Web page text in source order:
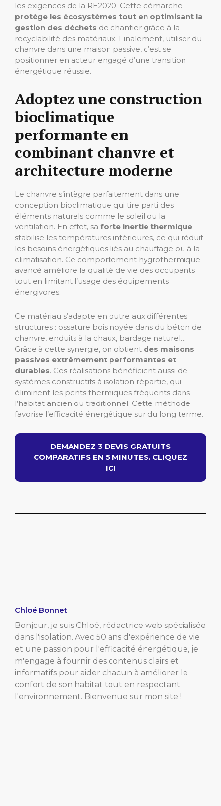
les exigences de la RE2020. Cette démarche
protège les écosystèmes tout en optimisant la
gestion des déchets de chantier grâce à la
recyclabilité des matériaux. Finalement, utiliser du
chanvre dans une maison passive, c’est se
positionner en acteur engagé d’une transition
énergétique réussie.
Adoptez une construction
bioclimatique
performante en
combinant chanvre et
architecture moderne
Le chanvre s’intègre parfaitement dans une
conception bioclimatique qui tire parti des
éléments naturels comme le soleil ou la
ventilation. En effet, sa forte inertie thermique
stabilise les températures intérieures, ce qui réduit
les besoins énergétiques liés au chauffage ou à la
climatisation. Ce comportement hygrothermique
avancé améliore la qualité de vie des occupants
tout en limitant l’usage des équipements
énergivores.
Ce matériau s’adapte en outre aux différentes
structures : ossature bois noyée dans du béton de
chanvre, enduits à la chaux, bardage naturel…
Grâce à cette synergie, on obtient des maisons
passives extrêmement performantes et
durables. Ces réalisations bénéficient aussi de
systèmes constructifs à isolation répartie, qui
éliminent les ponts thermiques fréquents dans
l’habitat ancien ou traditionnel. Cette méthode
favorise l’efficacité énergétique sur du long terme.
DEMANDEZ 3 DEVIS GRATUITS
COMPARATIFS EN 5 MINUTES. CLIQUEZ
ICI
Chloé Bonnet
Bonjour, je suis Chloé, rédactrice web spécialisée
dans l'isolation. Avec 50 ans d'expérience de vie
et une passion pour l'efficacité énergétique, je
m'engage à fournir des contenus clairs et
informatifs pour aider chacun à améliorer le
confort de son habitat tout en respectant
l'environnement. Bienvenue sur mon site !